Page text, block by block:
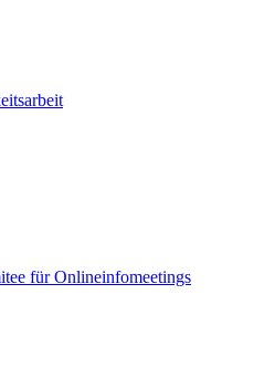
für Onlineinfomeetings